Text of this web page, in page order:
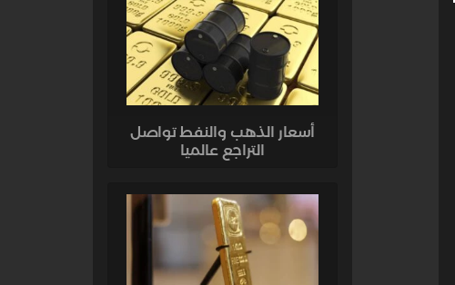
أسعار الذهب والنفط تواصل
التراجع عالميا